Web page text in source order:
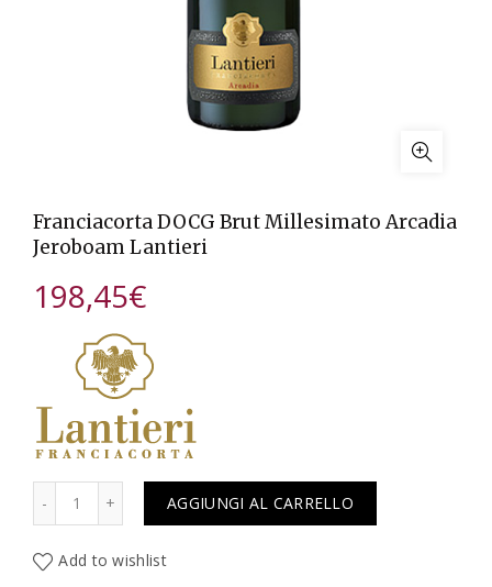
Franciacorta DOCG Brut Millesimato Arcadia
Jeroboam Lantieri
198,45€
AGGIUNGI AL CARRELLO
Add to wishlist